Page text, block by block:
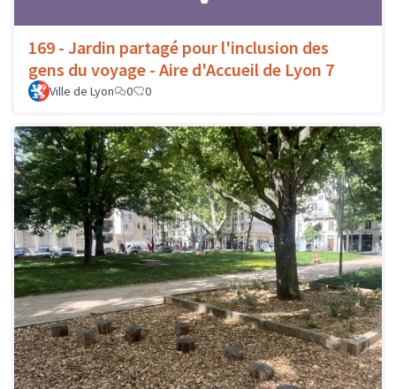
169 - Jardin partagé pour l'inclusion des
gens du voyage - Aire d'Accueil de Lyon 7
Ville de Lyon 0 0